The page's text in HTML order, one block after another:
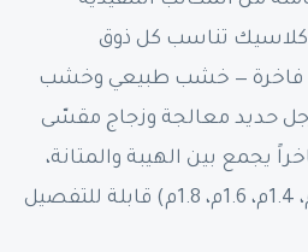
تناسب كل ذوق
فاخرة — خشب طبيعي وخشب
حديد معالجة وزجاج مقسّى
يجمع بين الهيبة والمتانة،
بمقاسات متعددة (1.2م، 1.4م، 1.6م، 1.8م) قابلة للتفصيل